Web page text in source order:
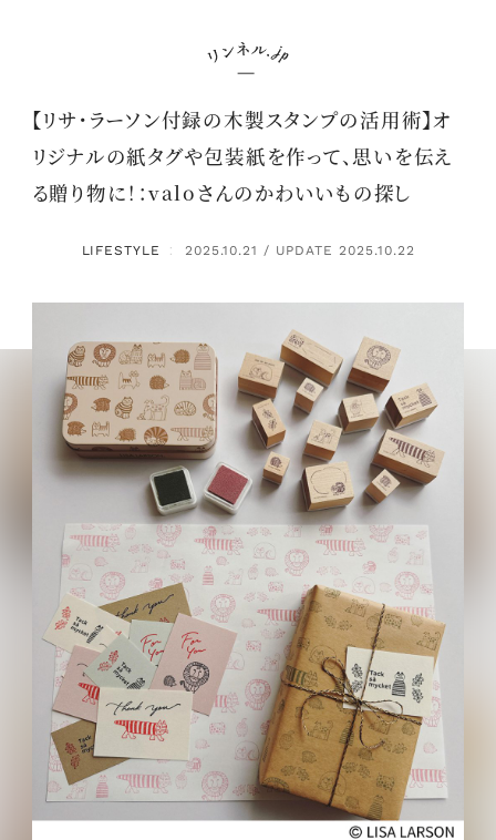
【リサ・ラーソン付録の木製スタンプの活用術】オ
リジナルの紙タグや包装紙を作って、思いを伝え
る贈り物に！：valoさんのかわいいもの探し
LIFESTYLE ： 2025.10.21 / UPDATE 2025.10.22